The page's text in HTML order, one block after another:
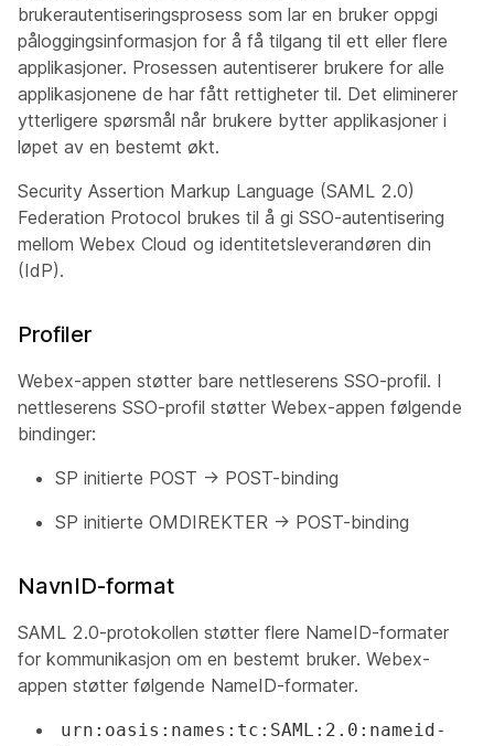
brukerautentiseringsprosess som lar en bruker oppgi
påloggingsinformasjon for å få tilgang til ett eller flere
applikasjoner. Prosessen autentiserer brukere for alle
applikasjonene de har fått rettigheter til. Det eliminerer
ytterligere spørsmål når brukere bytter applikasjoner i
løpet av en bestemt økt.
Security Assertion Markup Language (SAML 2.0)
Federation Protocol brukes til å gi SSO-autentisering
mellom Webex Cloud og identitetsleverandøren din
(IdP).
Profiler
Webex-appen støtter bare nettleserens SSO-profil. I
nettleserens SSO-profil støtter Webex-appen følgende
bindinger:
SP initierte POST -> POST-binding
SP initierte OMDIREKTER -> POST-binding
NavnID-format
SAML 2.0-protokollen støtter flere NameID-formater
for kommunikasjon om en bestemt bruker. Webex-
appen støtter følgende NameID-formater.
urn:oasis:names:tc:SAML:2.0:nameid-